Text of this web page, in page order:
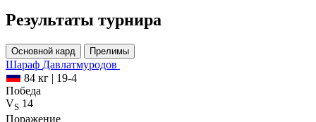
Результаты турнира
Основной кард Прелимы
Шараф Давлатмуродов
84 кг | 19-4
Победа
VS 14
Поражение